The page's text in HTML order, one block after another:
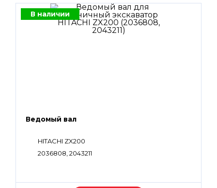
В наличии
Ведомый вал
HITACHI ZX200
2036808, 2043211